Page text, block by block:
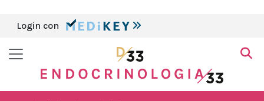
Login con